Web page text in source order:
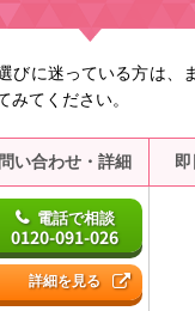
びに迷っている方は、
みてください。
問い合わせ・詳細
電話で相談
0120-091-026
詳細を見る